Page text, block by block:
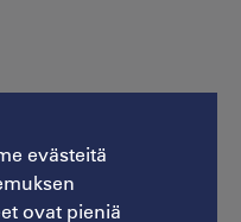
evästeitä
ovat pieniä